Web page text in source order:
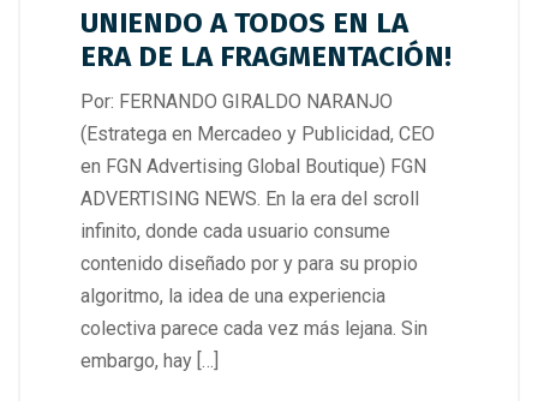
UNIENDO A TODOS EN LA
ERA DE LA FRAGMENTACIÓN!
Por: FERNANDO GIRALDO NARANJO
(Estratega en Mercadeo y Publicidad, CEO
en FGN Advertising Global Boutique) FGN
ADVERTISING NEWS. En la era del scroll
infinito, donde cada usuario consume
contenido diseñado por y para su propio
algoritmo, la idea de una experiencia
colectiva parece cada vez más lejana. Sin
embargo, hay […]